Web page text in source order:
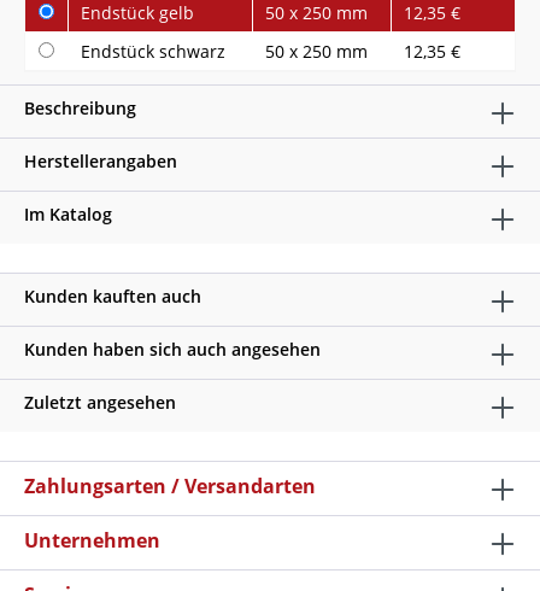
Endstück gelb
50 x 250 mm
12,35 €
Endstück schwarz
50 x 250 mm 12,35 €
Beschreibung
Herstellerangaben
Im Katalog
Kunden kauften auch
Kunden haben sich auch angesehen
Zuletzt angesehen
Zahlungsarten / Versandarten
Unternehmen